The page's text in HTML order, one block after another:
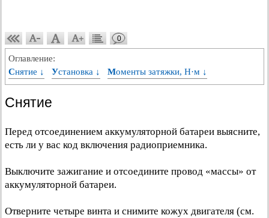
0
Оглавление:
Снятие ↓
Установка ↓ Моменты затяжки, Н·м ↓
Снятие
Перед отсоединением аккумуляторной батареи выясните,
есть ли у вас код включения радиоприемника.
Выключите зажигание и отсоедините провод «массы» от
аккумуляторной батареи.
Отверните четыре винта и снимите кожух двигателя (см.